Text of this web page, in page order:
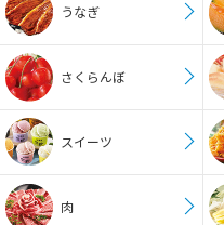
うなぎ
さくらんぼ
スイーツ
肉